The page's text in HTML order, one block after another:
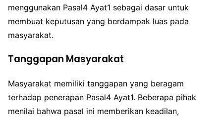
menggunakan Pasal4 Ayat1 sebagai dasar untuk
membuat keputusan yang berdampak luas pada
masyarakat.
Tanggapan Masyarakat
Masyarakat memiliki tanggapan yang beragam
terhadap penerapan Pasal4 Ayat1. Beberapa pihak
menilai bahwa pasal ini memberikan keadilan,